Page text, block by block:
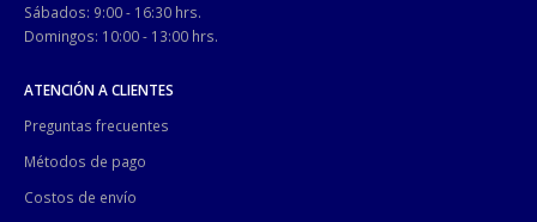
Sábados: 9:00 - 16:30 hrs.
Domingos: 10:00 - 13:00 hrs.
ATENCIÓN A CLIENTES
Preguntas frecuentes
Métodos de pago
Costos de envío